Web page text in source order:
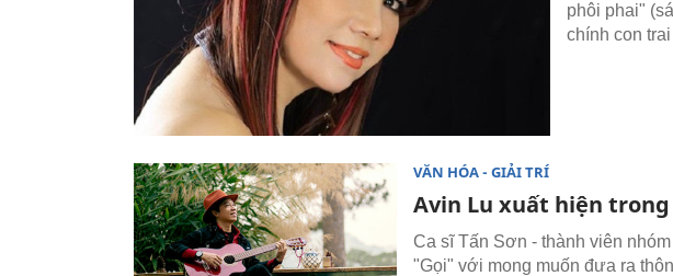
phôi phai"
chính con
VĂN HÓA - GIẢI TRÍ
Avin Lu xuất hiện trong
Ca sĩ Tấn Sơn - thành viên
"Gọi" với mong muốn đưa ra